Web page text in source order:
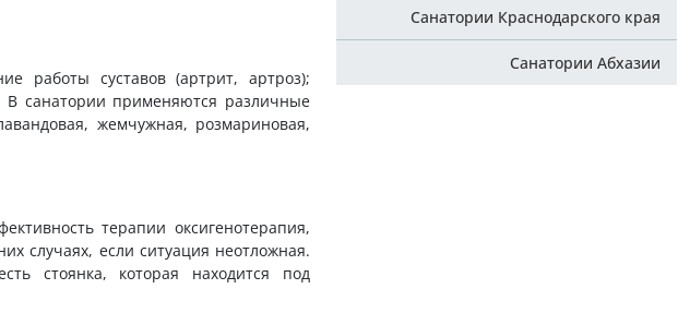
работы суставов (артрит, артроз);
В санатории применяются различные
жемчужная, розмариновая,
терапии оксигенотерапия,
случаях, если ситуация неотложная.
стоянка, которая находится под
Санатории Краснодарского края
Санатории Абхазии